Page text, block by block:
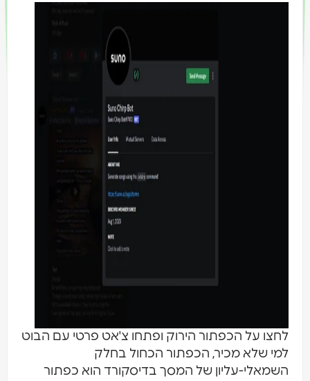
על הכפתור הירוק ופתחו צ'אט פרטי עם הבוט
שלא מכיר, הכפתור הכחול בחלק
עליון של המסך בדיסקורד הוא כפתור